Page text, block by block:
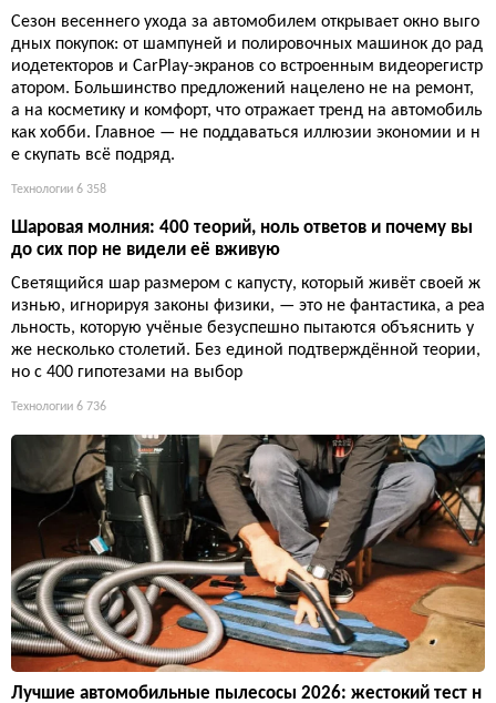
Сезон весеннего ухода за автомобилем открывает окно выго
дных покупок: от шампуней и полировочных машинок до рад
иодетекторов и CarPlay-экранов со встроенным видеорегистр
атором. Большинство предложений нацелено не на ремонт,
а на косметику и комфорт, что отражает тренд на автомобиль
как хобби. Главное — не поддаваться иллюзии экономии и н
е скупать всё подряд.
Технологии 6 358
Шаровая молния: 400 теорий, ноль ответов и почему вы
до сих пор не видели её вживую
Светящийся шар размером с капусту, который живёт своей ж
изнью, игнорируя законы физики, — это не фантастика, а реа
льность, которую учёные безуспешно пытаются объяснить у
же несколько столетий. Без единой подтверждённой теории,
но с 400 гипотезами на выбор
Технологии 6 736
Лучшие автомобильные пылесосы 2026: жестокий тест н